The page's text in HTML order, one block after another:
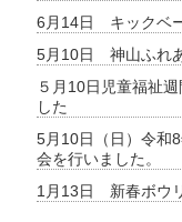
6月14日 キックベ
5月10日 神山ふれ
５月10日児童福祉
した
5月10日（日）令和
会を行いました。
1月13日 新春ボウ